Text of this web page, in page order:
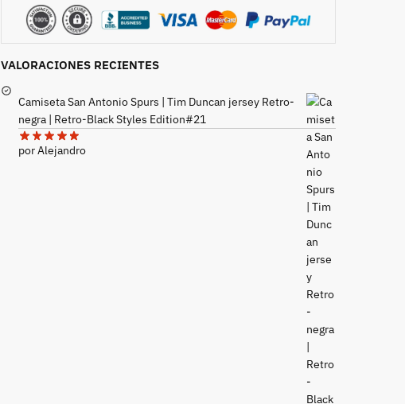
VALORACIONES RECIENTES
Camiseta San Antonio Spurs | Tim Duncan jersey Retro-
negra | Retro-Black Styles Edition#21
por Alejandro